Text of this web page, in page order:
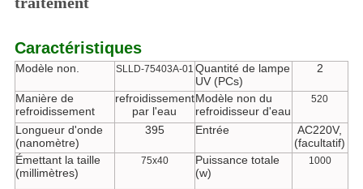
Caractéristiques
Modèle non. SLLD-75403A-01 Quantité de lampe
UV (PCs)
2
Manière de
refroidissement
refroidissement
par l'eau
Modèle non du
refroidisseur d'eau
520
Longueur d'onde
(nanomètre)
395 Entrée
AC220V,
(facultatif)
Émettant la taille
(millimètres)
75x40
Puissance totale
(w)
1000